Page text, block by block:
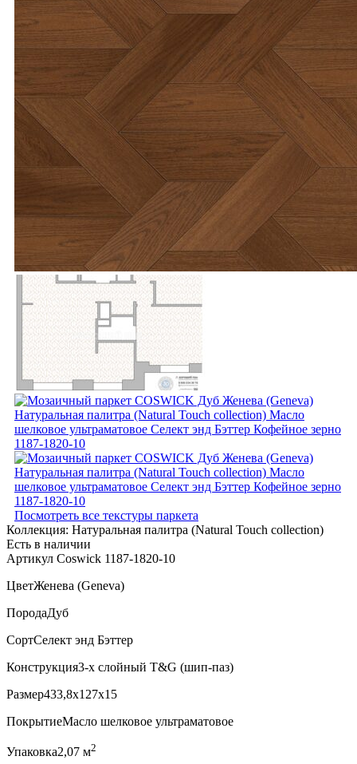
Посмотреть все текстуры паркета
Коллекция: Натуральная палитра (Natural Touch collection)
Есть в наличии
Артикул Coswick 1187-1820-10
ЦветЖенева (Geneva)
ПородаДуб
СортСелект энд Бэттер
Конструкция3-х слойный T&G (шип-паз)
Размер433,8x127x15
ПокрытиеМасло шелковое ультраматовое
Упаковка2,07 м2